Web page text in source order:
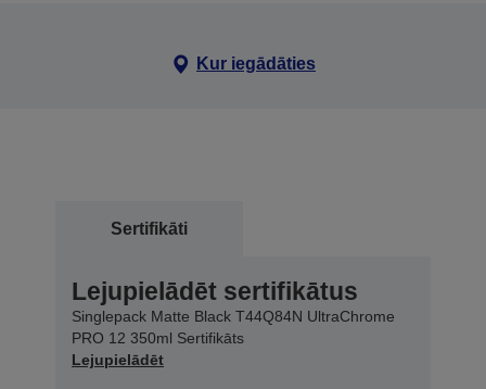
Kur iegādāties
Sertifikāti
Lejupielādēt sertifikātus
Singlepack Matte Black T44Q84N UltraChrome
PRO 12 350ml Sertifikāts
Lejupielādēt